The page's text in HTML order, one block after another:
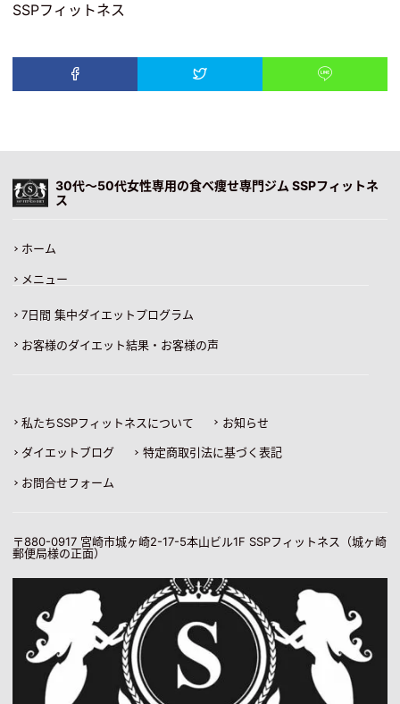
SSPフィットネス
30代〜50代女性専用の食べ痩せ専門ジム SSPフィットネ
ス
ホーム
メニュー
7日間 集中ダイエットプログラム
お客様のダイエット結果・お客様の声
私たちSSPフィットネスについて お知らせ
ダイエットブログ 特定商取引法に基づく表記
お問合せフォーム
〒880-0917 宮崎市城ヶ崎2-17-5本山ビル1F SSPフィットネス（城ヶ崎
郵便局様の正面）